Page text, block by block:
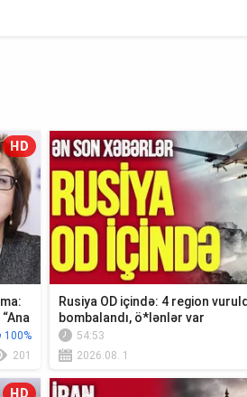
HD
100%
201
Rusiya OD içində: 4 region
bombalandı, ö*lənlər var
54:53
2026.08. 1
HD